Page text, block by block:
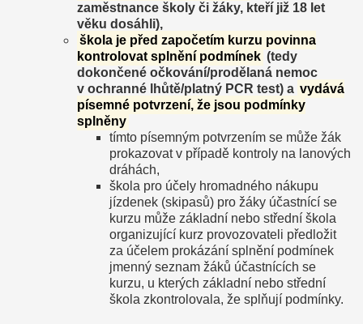
zaměstnance školy či žáky, kteří již 18 let
věku dosáhli),
škola je před započetím kurzu povinna
kontrolovat splnění podmínek (tedy
dokončené očkování/prodělaná nemoc
v ochranné lhůtě/platný PCR test) a vydává
písemné potvrzení, že jsou podmínky
splněny
tímto písemným potvrzením se může žák
prokazovat v případě kontroly na lanových
dráhách,
škola pro účely hromadného nákupu
jízdenek (skipasů) pro žáky účastnící se
kurzu může základní nebo střední škola
organizující kurz provozovateli předložit
za účelem prokázání splnění podmínek
jmenný seznam žáků účastnících se
kurzu, u kterých základní nebo střední
škola zkontrolovala, že splňují podmínky.